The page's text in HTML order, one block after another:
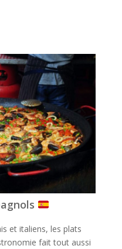
et italiens, les plats
fait tout aussi